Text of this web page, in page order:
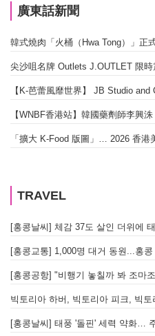
廣東話新聞
【WNBF香港站】韓國藥劑師李興
「擴大 K-Food 版圖」… 2026 香港
TRAVEL
[홍콩날씨] 체감 37도 살인 더위에
[홍콩날씨] 태풍 '돌핀' 세력 약화…